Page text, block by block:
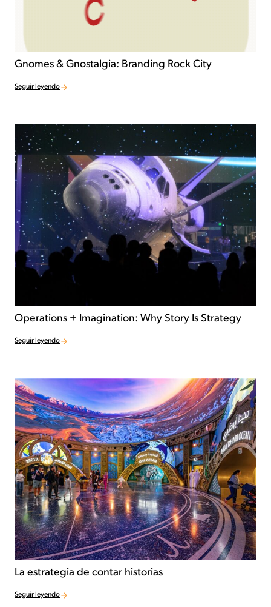
Gnomes & Gnostalgia: Branding Rock City
Seguir leyendo
Operations + Imagination: Why Story Is Strategy
Seguir leyendo
La estrategia de contar historias
Seguir leyendo